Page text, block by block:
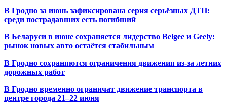
В Гродно за июнь зафиксирована серия серьёзных ДТП:
среди пострадавших есть погибший
В Беларуси в июне сохраняется лидерство Belgee и Geely:
рынок новых авто остаётся стабильным
В Гродно сохраняются ограничения движения из-за летних
дорожных работ
В Гродно временно ограничат движение транспорта в
центре города 21–22 июня